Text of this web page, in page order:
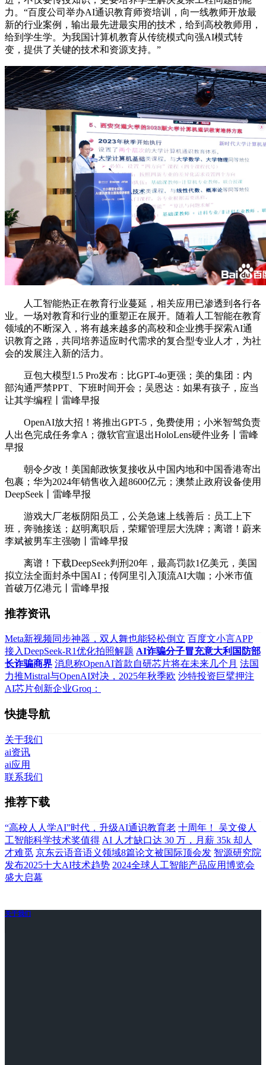
力。“百度公司举办AI通识教育师资培训，向一线教师开放最
新的行业案例，输出最先进最实用的技术，给到高校教师用，
给到学生学。为我国计算机教育从传统模式向强AI模式转
变，提供了关键的技术和资源支持。”
人工智能热正在教育行业蔓延，相关应用已渗透到各行各
业。一场对教育和行业的重塑正在展开。随着人工智能在教育
领域的不断深入，将有越来越多的高校和企业携手探索AI通
识教育之路，共同培养适应时代需求的复合型专业人才，为社
会的发展注入新的活力。
豆包大模型1.5 Pro发布：比GPT-4o更强；美的集团：内
部沟通严禁PPT、下班时间开会；吴恩达：如果有孩子，应当
让其学编程丨雷峰早报
OpenAI放大招！将推出GPT-5，免费使用；小米智驾负责
人出色完成任务拿A；微软官宣退出HoloLens硬件业务丨雷峰
早报
朝令夕改！美国邮政恢复接收从中国内地和中国香港寄出
包裹；华为2024年销售收入超8600亿元；澳禁止政府设备使用
DeepSeek丨雷峰早报
游戏大厂老板阴阳员工，公关急速上线善后：员工上下
班，奔驰接送；赵明离职后，荣耀管理层大洗牌；离谱！蔚来
李斌被男车主强吻丨雷峰早报
离谱！下载DeepSeek判刑20年，最高罚款1亿美元，美国
拟立法全面封杀中国AI；传阿里引入顶流AI大咖；小米市值
首破万亿港元丨雷峰早报
推荐资讯
Meta新视频同步神器，双人舞也能轻松倒立 百度文小言APP
接入DeepSeek-R1优化拍照解题 AI诈骗分子冒充意大利国防部
长诈骗商界 消息称OpenAI首款自研芯片将在未来几个月 法国
力推Mistral与OpenAI对决，2025年秋季欧 沙特投资巨擘押注
AI芯片创新企业Groq：
快捷导航
关于我们
ai资讯
ai应用
联系我们
推荐下载
“高校人人学AI”时代，升级AI通识教育老 十周年！ 吴文俊人
工智能科学技术奖值得 AI 人才缺口达 30 万，月薪 35k 却人
才难觅 京东云语音语义领域8篇论文被国际顶会发 智源研究院
发布2025十大AI技术趋势 2024全球人工智能产品应用博览会
盛大启幕
关于我们